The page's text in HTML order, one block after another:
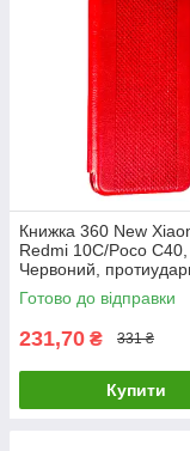
Книжка 360 New
Redmi 10C/Poco C40,
Червоний,
чохол з екокожі
Готово до відправки
231,70 ₴ 331 ₴
Купити